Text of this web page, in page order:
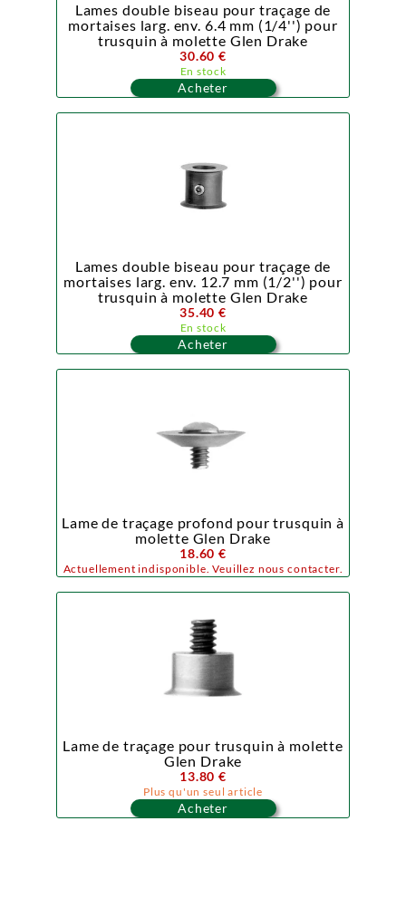
Lames double biseau pour traçage de
mortaises larg. env. 6.4 mm (1/4'') pour
trusquin à molette Glen Drake
30.60 €
En stock
Acheter
Lames double biseau pour traçage de
mortaises larg. env. 12.7 mm (1/2'') pour
trusquin à molette Glen Drake
35.40 €
En stock
Acheter
Lame de traçage profond pour trusquin à
molette Glen Drake
18.60 €
Actuellement indisponible. Veuillez nous contacter.
Lame de traçage pour trusquin à molette
Glen Drake
13.80 €
Plus qu'un seul article
Acheter